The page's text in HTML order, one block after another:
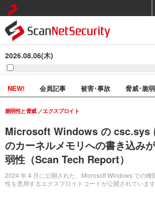
2026.08.06(木)
NEW! 会員記事 被害･事故 脅威･脆
Microsoft Windows の csc.sys
のカーネルメモリへの書き込み
弱性（Scan Tech Report）
2024 年 4 月に公開された、Microsoft Windows での権
性を悪用するエクスプロイトコードが公開されています
脆弱性と脅威 エクスプロイト